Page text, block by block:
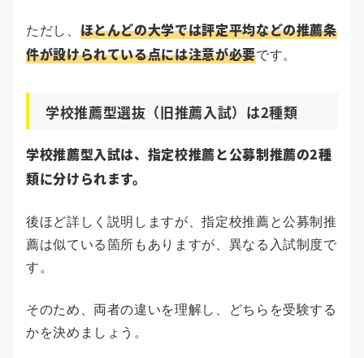
ただし、 ほとんどの大学では評定平均などの推薦条
件が設けられている点には注意が必要です。
学校推薦型選抜（旧推薦入試）は2種類
学校推薦型入試は、指定校推薦と公募制推薦の2種
類に分けられます。
後ほど詳しく説明しますが、指定校推薦と公募制推
薦は似ている箇所もありますが、異なる入試制度で
す。
そのため、両者の違いを理解し、どちらを受験する
かを決めましょう。